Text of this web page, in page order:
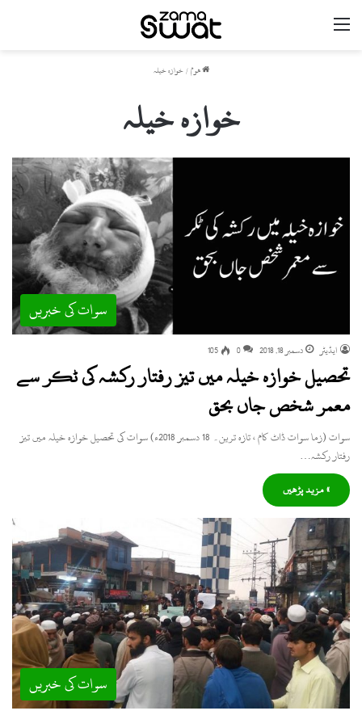
ھوم / خوازہ خیلہ
خوازہ خیلہ
سوات کی خبریں
ایڈیٹر دسمبر 18, 2018 0
105
تحصیل خوازہ خیلہ میں تیز رفتار رکشہ کی ٹکر سے
معمر شخص جاں بحق
سوات (زما سوات ڈاٹ کام ، تازہ ترین۔ 18 دسمبر 2018ء) سوات کی تحصیل خوازہ خیلہ میں تیز
رفتار رکشہ…
» مزید پڑھیں
سوات کی خبریں